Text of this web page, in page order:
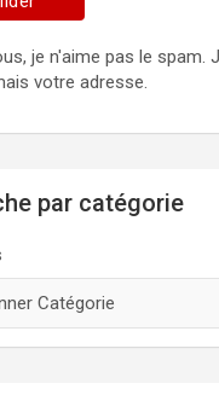
je n'aime pas le spam.
votre adresse.
par catégorie